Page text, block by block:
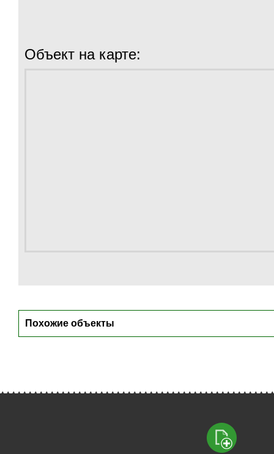
Объект на карте:
Похожие объекты